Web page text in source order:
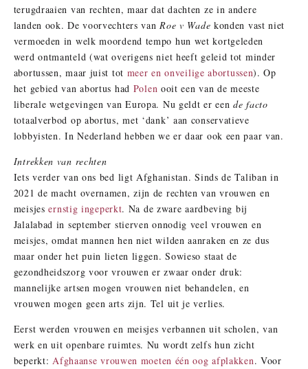
terugdraaien van rechten, maar dat dachten ze in andere
landen ook. De voorvechters vanRoe v Wade konden vast niet
vermoeden in welk moordend tempo hun wet kortgeleden
werd ontmanteld (wat overigens niet heeft geleid tot minder
abortussen, maar juist tot meer en onveilige abortussen). Op
het gebied van abortus had Polen ooit een van de meeste
liberale wetgevingen van Europa. Nu geldt er eende facto
totaalverbod op abortus, met ‘dank’ aan conservatieve
lobbyisten. In Nederland hebben we er daar ook een paar van.
Intrekken van rechten
Iets verder van ons bed ligt Afghanistan. Sinds de Taliban in
2021 de macht overnamen, zijn de rechten van vrouwen en
meisjesernstig ingeperkt. Na de zware aardbeving bij
Jalalabad in september stierven onnodig veel vrouwen en
meisjes, omdat mannen hen niet wilden aanraken en ze dus
maar onder het puin lieten liggen. Sowieso staat de
gezondheidszorg voor vrouwen er zwaar onder druk:
mannelijke artsen mogen vrouwen niet behandelen, en
vrouwen mogen geen arts zijn. Tel uit je verlies.
Eerst werden vrouwen en meisjes verbannen uit scholen, van
werk en uit openbare ruimtes. Nu wordt zelfs hun zicht
beperkt:Afghaanse vrouwen moeten één oog afplakken. Voor